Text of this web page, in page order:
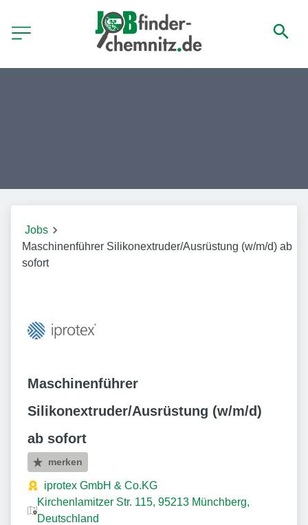
Jobs
Maschinenführer Silikonextruder/Ausrüstung (w/m/d) ab
sofort
Maschinenführer
Silikonextruder/Ausrüstung (w/m/d)
ab sofort
merken
iprotex GmbH & Co.KG
Kirchenlamitzer Str. 115, 95213 Münchberg,
Deutschland